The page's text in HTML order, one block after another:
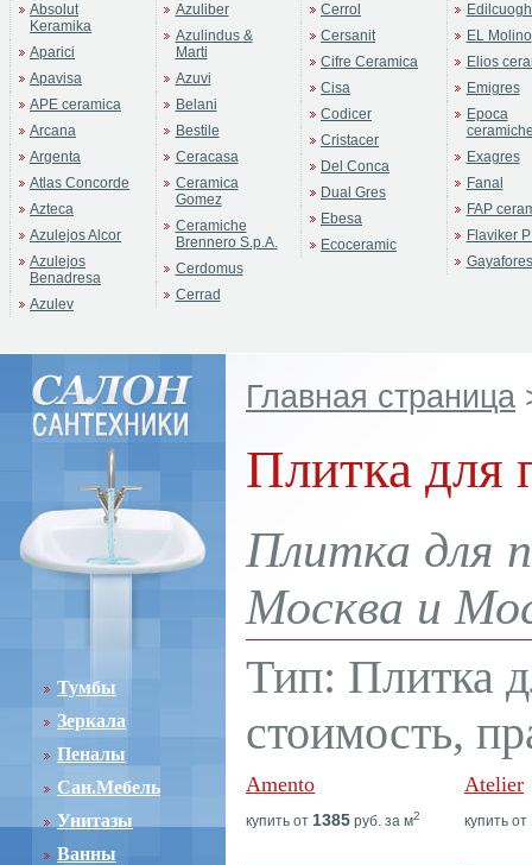
Absolut
Keramika
Aparici
Apavisa
APE ceramica
Arcana
Argenta
Atlas Concorde
Azteca
Azulejos Alcor
Azulejos
Benadresa
Azulev
Azuliber
Azulindus &
Marti
Azuvi
Belani
Bestile
Ceracasa
Ceramica
Gomez
Ceramiche
Brennero S.p.A.
Cerdomus
Cerrad
Cerrol
Cersanit
Cifre Ceramica
Cisa
Codicer
Cristacer
Del Conca
Dual Gres
Ebesa
Ecoceramic
EL Molino
Elios
Emigres
Epoca
Exagres
Fanal
FAP
Flaviker
Gayafores
Тумбы
Зеркала
Пеналы
Сан.Мебель
Унитазы
Ванны
Главная страница
Плитка для
Плитка для
Москва и
Тип: Плитка
стоимость,
Amento
купить от 1385 руб. за м2
Atelier
купить от